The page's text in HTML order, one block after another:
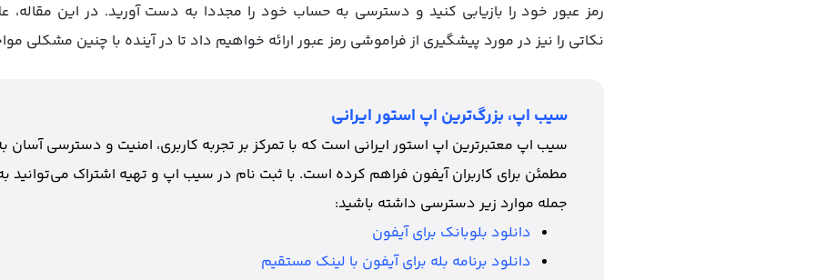
رمز عبور خود را بازیابی کنید و دسترسی به حساب خود را مجددا به دست آورید. در این مقاله،
نکاتی را نیز در مورد پیشگیری از فراموشی رمز عبور ارائه خواهیم داد تا در آینده با چنین مشکلی
سیب اپ، بزرگ‌ترین اپ استور ایرانی
سیب اپ معتبرترین اپ استور ایرانی است که با تمرکز بر تجربه کاربری، امنیت و دسترسی آسان
مطمئن برای کاربران آیفون فراهم کرده است. با ثبت نام در سیب اپ و تهیه اشتراک می‌توانید
جمله موارد زیر دسترسی داشته باشید:
دانلود بلوبانک برای آیفون
دانلود برنامه بله برای آیفون با لینک مستقیم